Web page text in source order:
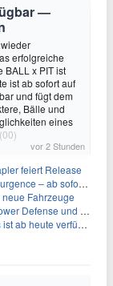
—
erfolgreiche
BALL x PIT ist
ist ab sofort auf
und fügt dem
Bälle und
eines
(00)
vor 2 Stunden
feiert Release
für euch verfügbar
neue Fahrzeuge
Kombo kehrt zurück
heute verfügbar